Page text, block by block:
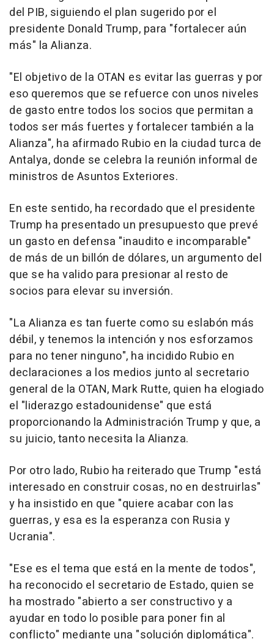
del PIB, siguiendo el plan sugerido por el
presidente Donald Trump, para "fortalecer aún
más" la Alianza.
"El objetivo de la OTAN es evitar las guerras y por
eso queremos que se refuerce con unos niveles
de gasto entre todos los socios que permitan a
todos ser más fuertes y fortalecer también a la
Alianza", ha afirmado Rubio en la ciudad turca de
Antalya, donde se celebra la reunión informal de
ministros de Asuntos Exteriores.
En este sentido, ha recordado que el presidente
Trump ha presentado un presupuesto que prevé
un gasto en defensa "inaudito e incomparable"
de más de un billón de dólares, un argumento del
que se ha valido para presionar al resto de
socios para elevar su inversión.
"La Alianza es tan fuerte como su eslabón más
débil, y tenemos la intención y nos esforzamos
para no tener ninguno", ha incidido Rubio en
declaraciones a los medios junto al secretario
general de la OTAN, Mark Rutte, quien ha elogiado
el "liderazgo estadounidense" que está
proporcionando la Administración Trump y que, a
su juicio, tanto necesita la Alianza.
Por otro lado, Rubio ha reiterado que Trump "está
interesado en construir cosas, no en destruirlas"
y ha insistido en que "quiere acabar con las
guerras, y esa es la esperanza con Rusia y
Ucrania".
"Ese es el tema que está en la mente de todos",
ha reconocido el secretario de Estado, quien se
ha mostrado "abierto a ser constructivo y a
ayudar en todo lo posible para poner fin al
conflicto" mediante una "solución diplomática".